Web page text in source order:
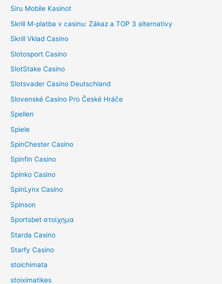
Siru Mobile Kasinot
Skrill M-platba v casinu: Zákaz a TOP 3 alternativy
Skrill Vklad Casino
Slotosport Casino
SlotStake Casino
Slotsvader Casino Deutschland
Slovenské Casino Pro České Hráče
Spellen
Spiele
SpinChester Casino
Spinfin Casino
Spinko Casino
SpinLynx Casino
Spinson
Sportsbet στοίχημα
Starda Casino
Starfy Casino
stoichimata
stoiximatikes